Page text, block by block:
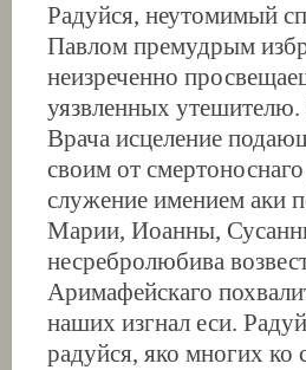
Радуйся, неутомимый
Павлом премудрым
неизреченно
уязвленных
Врача исцеление
своим от
служение имением аки
Марии, Иоанны,
несребролюбива
Аримафейскаго
наших изгнал еси.
радуйся, яко многих ко